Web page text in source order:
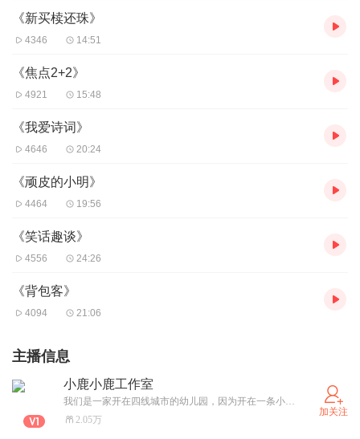
《新买椟还珠》
4346 14:51
《焦点2+2》
4921 15:48
《我爱诗词》
4646 20:24
《顽皮的小明》
4464 19:56
《笑话趣谈》
4556 24:26
《背包客》
4094 21:06
主播信息
小鹿小鹿工作室
我们是一家开在四线城市的幼儿园，因为开在一条小路边，所以我们的幼儿园采用了谐音“小鹿幼儿园”，2020年因为口罩的原因，加上整体生育率下降，导致我们幼儿园的生源越来越少。为了我们幼儿园小伙伴们的口粮，我们只能想办法开源，目前我们幼儿园已经开了早点铺，但是因为我们的用料更健康（我们不用转基因的油）所以没有什么收获。现在我们，另外开辟了喜马拉雅的战场，希望能在这里为小伙伴们挣得一份口粮。所以我们其实一开始是播的一些幼儿故事，很多都是我们自己的老师们平时的录音，后来经学生家长的指点，才向相声评书这边发展的。希望各位听友们多多支持我们，Thanks (･ ･)
2.05万
加关注